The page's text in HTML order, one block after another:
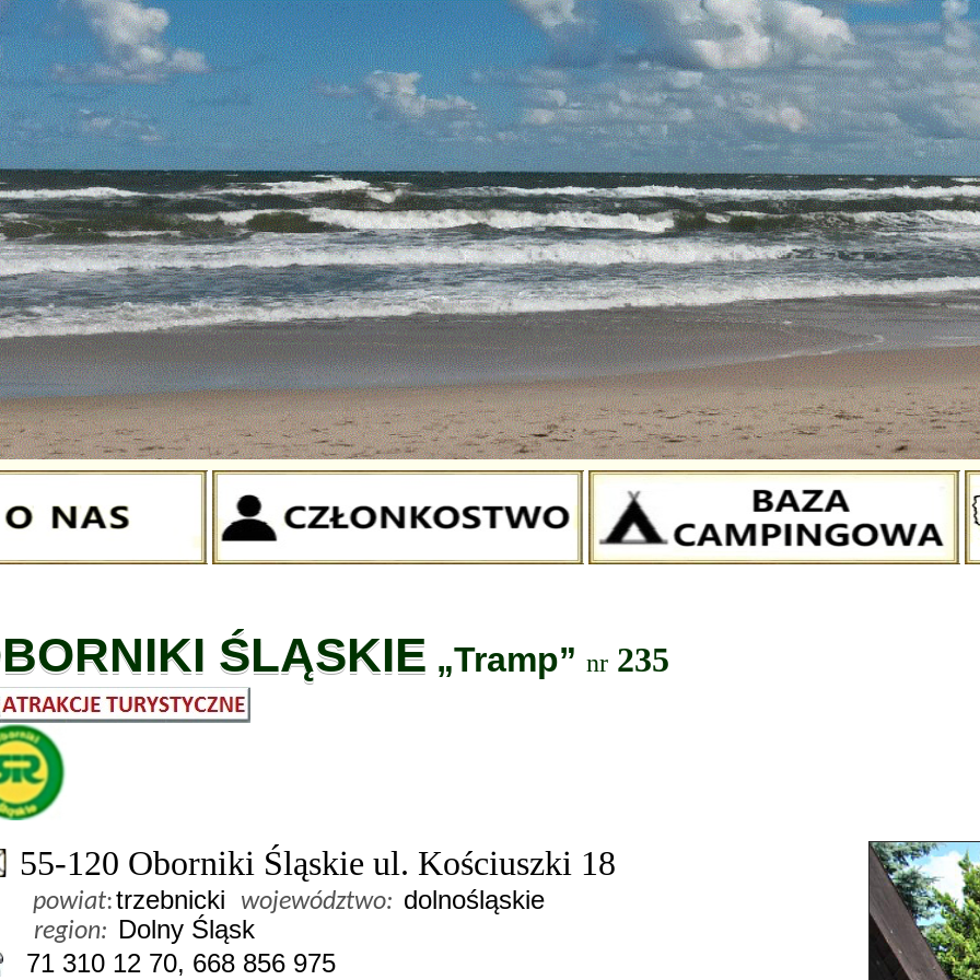
ŚLĄSKIE „Tramp” nr 235
55-120 Oborniki Śląskie ul. Kościuszki 18
powiat:trzebnicki województwo: dolnośląskie
region: Dolny Śląsk
71 310 12 70, 668 856 975